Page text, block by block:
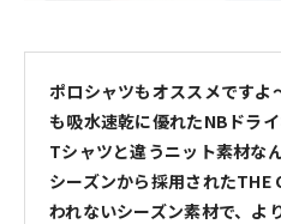
ポロシャツもオススメです
も吸水速乾に優れたNBドライ
Tシャツと違うニット素材な
シーズンから採用されたTHE
われないシーズン素材で、よ